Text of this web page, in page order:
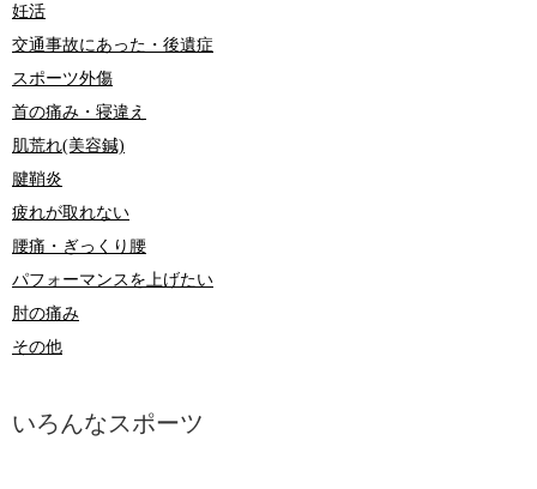
妊活
交通事故にあった・後遺症
スポーツ外傷
首の痛み・寝違え
肌荒れ(美容鍼)
腱鞘炎
疲れが取れない
腰痛・ぎっくり腰
パフォーマンスを上げたい
肘の痛み
その他
いろんなスポーツ